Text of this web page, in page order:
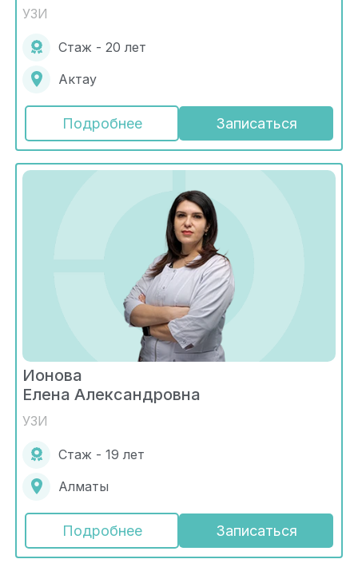
УЗИ
Стаж - 20 лет
Актау
Подробнее Записаться
Ионова
Елена Александровна
УЗИ
Стаж - 19 лет
Алматы
Подробнее Записаться